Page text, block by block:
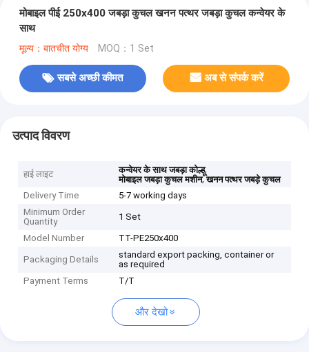
मोबाइल पीई 250x400 जबड़ा कुचल खनन पत्थर जबड़ा कुचल कन्वेयर के
साथ
मूल्य：बातचीत योग्य MOQ：1 Set
सबसे अच्छी कीमत अब से संपर्क करें
उत्पाद विवरण
हाई लाइट कन्वेयर के साथ जबड़ा कोल्हू,
मोबाइल जबड़ा कुचल मशीन,खनन पत्थर जबड़े कुचल
Delivery Time
5-7 working days
Minimum Order
Quantity
1 Set
Model Number TT-PE250x400
Packaging Details
standard export packing, container or
as required
Payment Terms
T/T
और देखो